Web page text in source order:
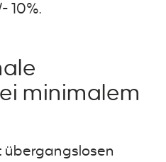
10%.
minimalem
übergangslosen